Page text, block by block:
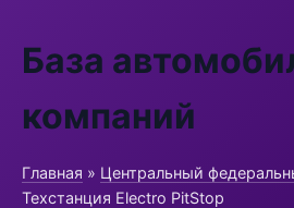
База
компаний
Главная » Центральный
Техстанция Electro PitStop